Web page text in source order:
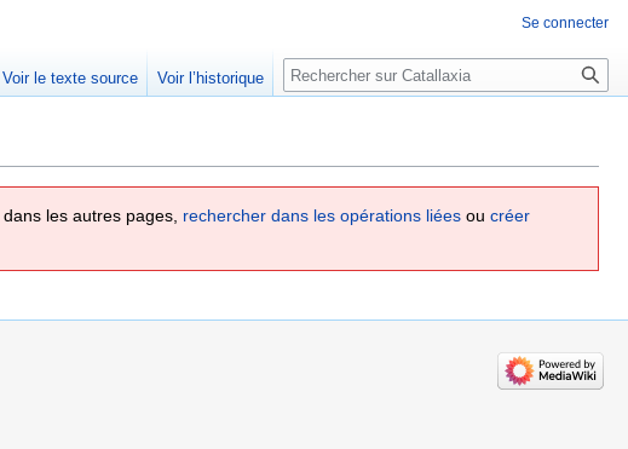
dans les autres pages, rechercher dans les opérations liées ou créer
Se connecter
Voir le texte source Voir l’historique Rechercher